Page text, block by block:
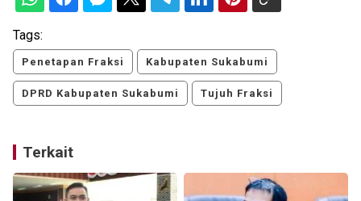
Tags:
Penetapan Fraksi Kabupaten Sukabumi
DPRD Kabupaten Sukabumi Tujuh Fraksi
Terkait